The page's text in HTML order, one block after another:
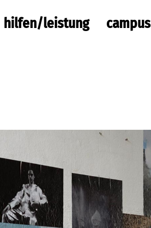
hilfen/leistung campus